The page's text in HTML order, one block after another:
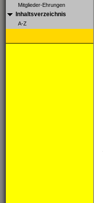
Mitglieder-Ehrungen
Inhaltsverzeichnis
A-Z